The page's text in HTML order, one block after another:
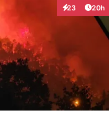
23
Interaktionen
20h